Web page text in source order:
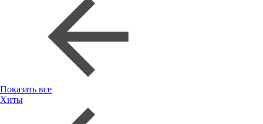
Показать все
Хиты